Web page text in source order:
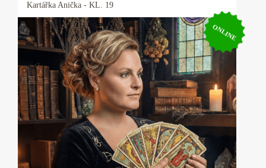
Kartářka Anička - KL. 19
ONLINE
Kartářka Anička
Karty, astrologie, numerologie, výklad snů,
psychomagie. Vysoká pravděpodobnost věštby.
Baví mne taje lidské duše a tím se zabývám
snad čtyřicet let. I když hovořím plynně
anglicky, německy, polsky a domluvím se